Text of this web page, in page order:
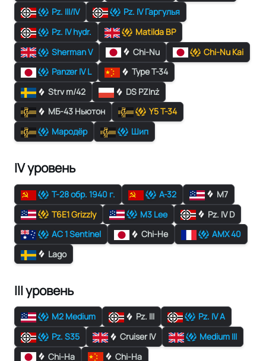
Pz. III/IV
Pz. IV Гаргулья
Pz. IV hydr.
Matilda BP
Sherman V
Chi-Nu
Chi-Nu Kai
Panzer IV L
Type T-34
Strv m/42
DS PZInż
МБ-43 Ньютон
Y5 T-34
Мародёр
Шип
IV уровень
Т-28 обр. 1940 г. А-32
M7
T6E1 Grizzly
M3 Lee
Pz. IV D
AC 1 Sentinel
Chi-He
AMX 40
Lago
III уровень
M2 Medium Pz. III
Pz. IV A
Pz. S35
Cruiser IV
Medium III
Chi-Ha
Chi-Ha